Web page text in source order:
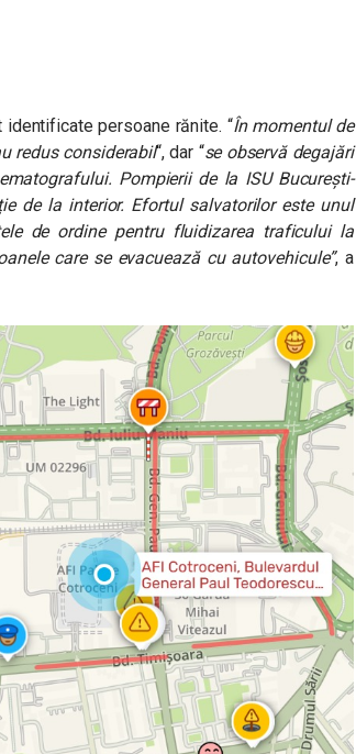
identificate persoane rănite. “În momentul de
redus considerabil“, dar “se observă degajări
Pompierii de la ISU București-
de la interior. Efortul salvatorilor este unul
de ordine pentru fluidizarea traficului la
care se evacuează cu autovehicule”, a